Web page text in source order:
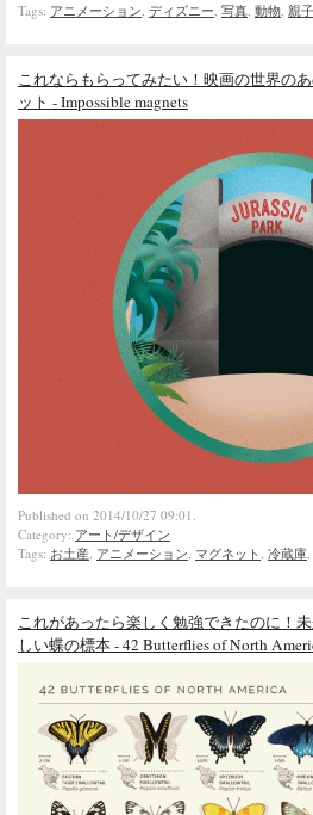
Tags: アニメーション, ディズニー, 写真, 動物, 親子
これならもらってみたい！映画の世界の
ット - Impossible magnets
Published on 2014/10/27 09:01.
Category: アート/デザイン
Tags: お土産 アニメーション マグネット 冷蔵庫
これがあったら楽しく勉強できたのに！
しい蝶の標本 - 42 Butterflies of North